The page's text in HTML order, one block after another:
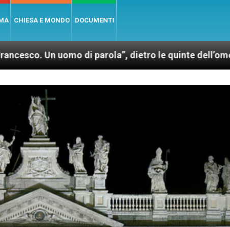
CHIESA E MONDO DOCUMENTI
di parola”, dietro le quinte dell’omonimo film di